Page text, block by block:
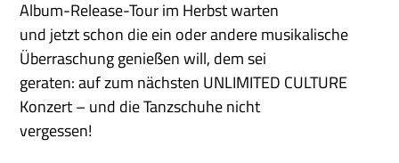
Album-Release-Tour im Herbst warten
und jetzt schon die ein oder andere musikalische
Überraschung genießen will, dem sei
geraten: auf zum nächsten UNLIMITED CULTURE
Konzert – und die Tanzschuhe nicht
vergessen!